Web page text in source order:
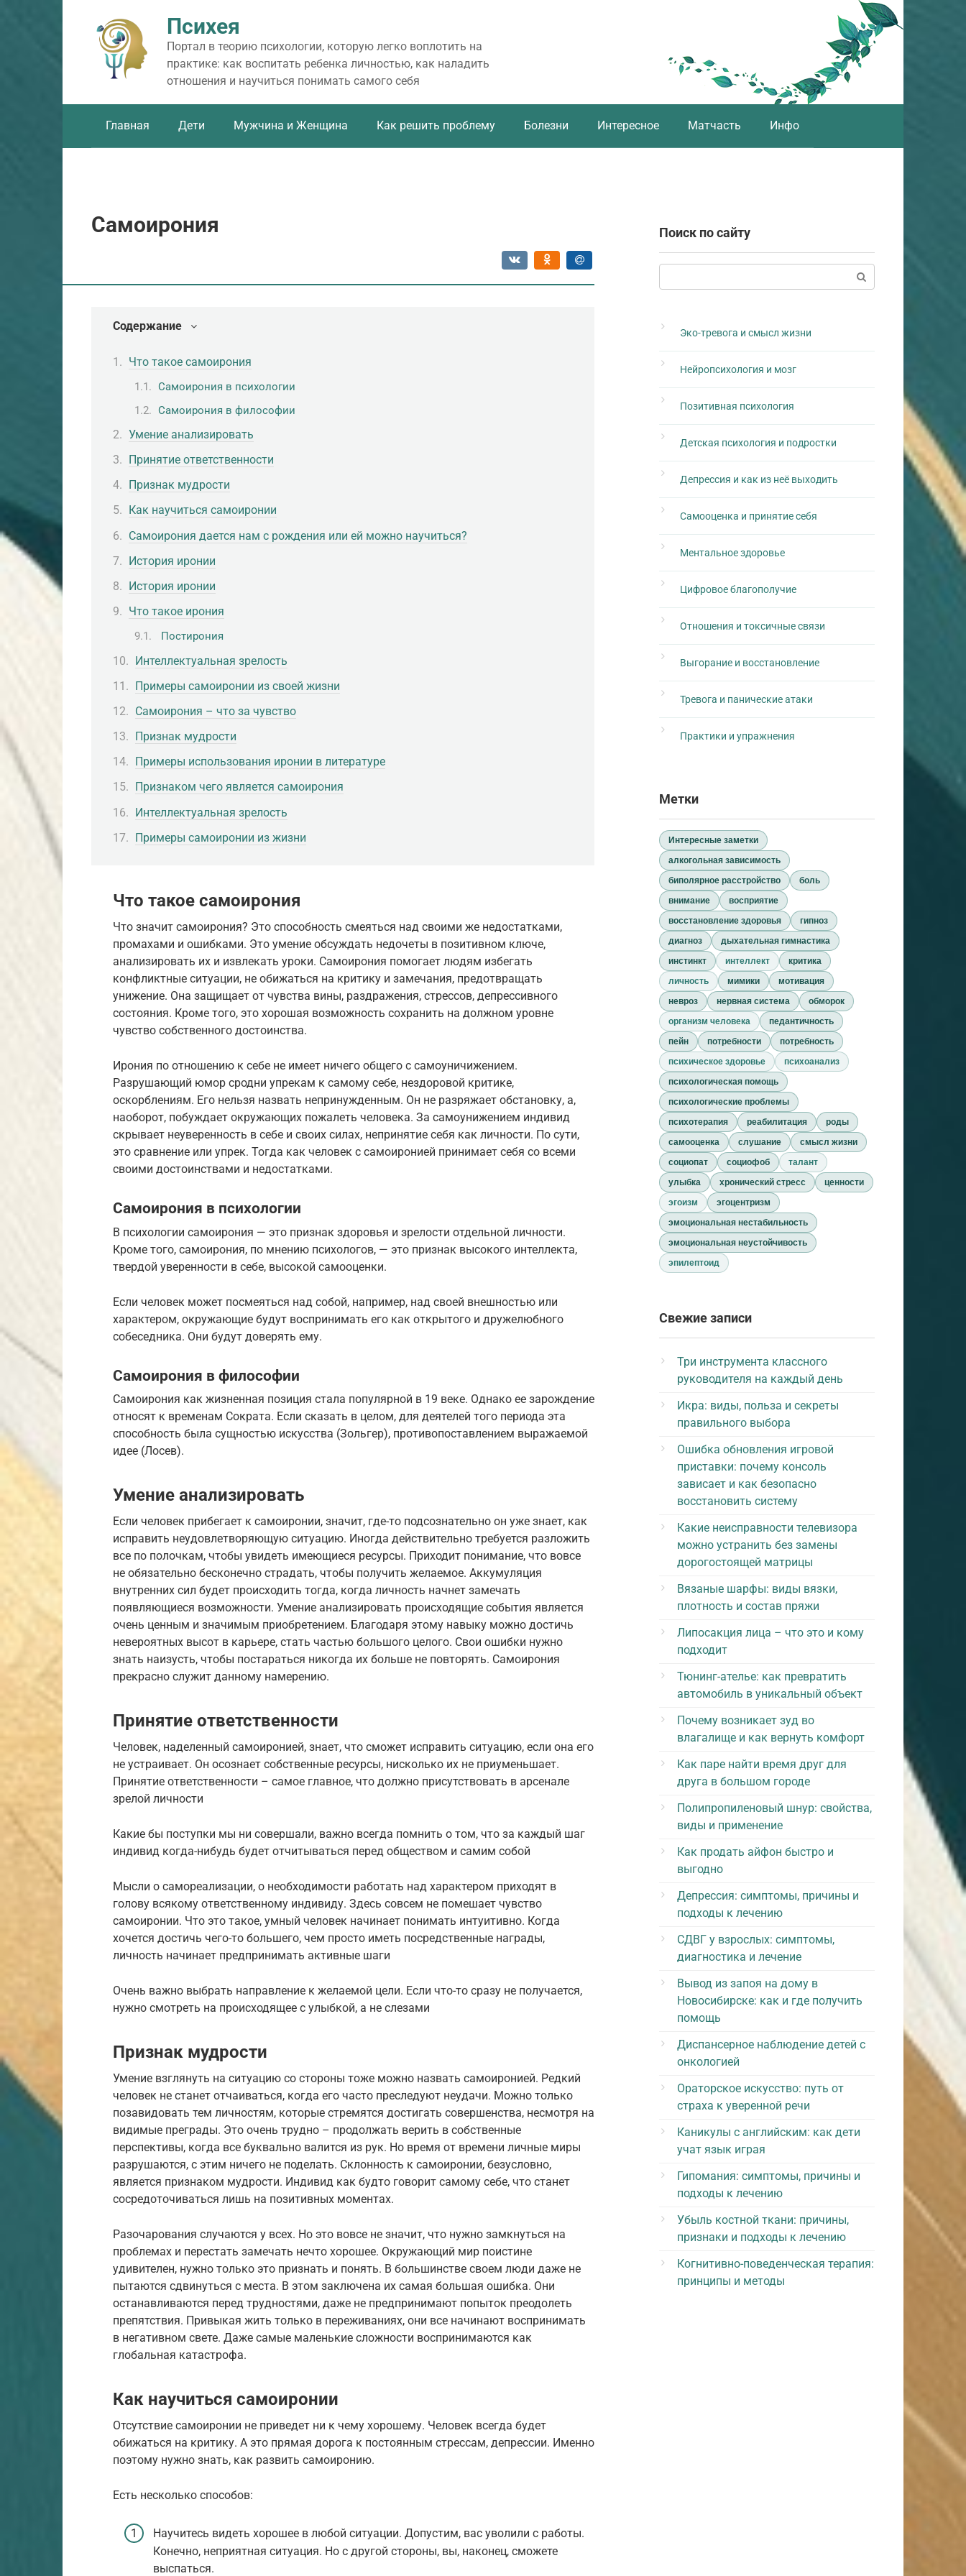
Психея
Портал в теорию психологии, которую легко воплотить на
практике: как воспитать ребенка личностью, как наладить
отношения и научиться понимать самого себя
Главная Дети Мужчина и Женщина Как решить проблему Болезни Интересное Матчасть Инфо
Самоирония
Содержание
Что такое самоирония
Самоирония в психологии
Самоирония в философии
Умение анализировать
Принятие ответственности
Признак мудрости
Как научиться самоиронии
Самоирония дается нам с рождения или ей можно научиться?
История иронии
История иронии
Что такое ирония
Постирония
Интеллектуальная зрелость
Примеры самоиронии из своей жизни
Самоирония – что за чувство
Признак мудрости
Примеры использования иронии в литературе
Признаком чего является самоирония
Интеллектуальная зрелость
Примеры самоиронии из жизни
Что такое самоирония
Что значит самоирония? Это способность смеяться над своими же недостатками,
промахами и ошибками. Это умение обсуждать недочеты в позитивном ключе,
анализировать их и извлекать уроки. Самоирония помогает людям избегать
конфликтные ситуации, не обижаться на критику и замечания, предотвращать
унижение. Она защищает от чувства вины, раздражения, стрессов, депрессивного
состояния. Кроме того, это хорошая возможность сохранить на должном уровне
чувство собственного достоинства.
Ирония по отношению к себе не имеет ничего общего с самоуничижением.
Разрушающий юмор сродни упрекам к самому себе, нездоровой критике,
оскорблениям. Его нельзя назвать непринужденным. Он не разряжает обстановку, а,
наоборот, побуждает окружающих пожалеть человека. За самоунижением индивид
скрывает неуверенность в себе и своих силах, непринятие себя как личности. По сути,
это сравнение или упрек. Тогда как человек с самоиронией принимает себя со всеми
своими достоинствами и недостатками.
Самоирония в психологии
В психологии самоирония — это признак здоровья и зрелости отдельной личности.
Кроме того, самоирония, по мнению психологов, — это признак высокого интеллекта,
твердой уверенности в себе, высокой самооценки.
Если человек может посмеяться над собой, например, над своей внешностью или
характером, окружающие будут воспринимать его как открытого и дружелюбного
собеседника. Они будут доверять ему.
Самоирония в философии
Самоирония как жизненная позиция стала популярной в 19 веке. Однако ее зарождение
относят к временам Сократа. Если сказать в целом, для деятелей того периода эта
способность была сущностью искусства (Зольгер), противопоставлением выражаемой
идее (Лосев).
Умение анализировать
Если человек прибегает к самоиронии, значит, где-то подсознательно он уже знает, как
исправить неудовлетворяющую ситуацию. Иногда действительно требуется разложить
все по полочкам, чтобы увидеть имеющиеся ресурсы. Приходит понимание, что вовсе
не обязательно бесконечно страдать, чтобы получить желаемое. Аккумуляция
внутренних сил будет происходить тогда, когда личность начнет замечать
появляющиеся возможности. Умение анализировать происходящие события является
очень ценным и значимым приобретением. Благодаря этому навыку можно достичь
невероятных высот в карьере, стать частью большого целого. Свои ошибки нужно
знать наизусть, чтобы постараться никогда их больше не повторять. Самоирония
прекрасно служит данному намерению.
Принятие ответственности
Человек, наделенный самоиронией, знает, что сможет исправить ситуацию, если она его
не устраивает. Он осознает собственные ресурсы, нисколько их не приуменьшает.
Принятие ответственности – самое главное, что должно присутствовать в арсенале
зрелой личности
Какие бы поступки мы ни совершали, важно всегда помнить о том, что за каждый шаг
индивид когда-нибудь будет отчитываться перед обществом и самим собой
Мысли о самореализации, о необходимости работать над характером приходят в
голову всякому ответственному индивиду. Здесь совсем не помешает чувство
самоиронии. Что это такое, умный человек начинает понимать интуитивно. Когда
хочется достичь чего-то большего, чем просто иметь посредственные награды,
личность начинает предпринимать активные шаги
Очень важно выбрать направление к желаемой цели. Если что-то сразу не получается,
нужно смотреть на происходящее с улыбкой, а не слезами
Признак мудрости
Умение взглянуть на ситуацию со стороны тоже можно назвать самоиронией. Редкий
человек не станет отчаиваться, когда его часто преследуют неудачи. Можно только
позавидовать тем личностям, которые стремятся достигать совершенства, несмотря на
видимые преграды. Это очень трудно – продолжать верить в собственные
перспективы, когда все буквально валится из рук. Но время от времени личные миры
разрушаются, с этим ничего не поделать. Склонность к самоиронии, безусловно,
является признаком мудрости. Индивид как будто говорит самому себе, что станет
сосредоточиваться лишь на позитивных моментах.
Разочарования случаются у всех. Но это вовсе не значит, что нужно замкнуться на
проблемах и перестать замечать нечто хорошее. Окружающий мир поистине
удивителен, нужно только это признать и понять. В большинстве своем люди даже не
пытаются сдвинуться с места. В этом заключена их самая большая ошибка. Они
останавливаются перед трудностями, даже не предпринимают попыток преодолеть
препятствия. Привыкая жить только в переживаниях, они все начинают воспринимать
в негативном свете. Даже самые маленькие сложности воспринимаются как
глобальная катастрофа.
Как научиться самоиронии
Отсутствие самоиронии не приведет ни к чему хорошему. Человек всегда будет
обижаться на критику. А это прямая дорога к постоянным стрессам, депрессии. Именно
поэтому нужно знать, как развить самоиронию.
Есть несколько способов:
Научитесь видеть хорошее в любой ситуации. Допустим, вас уволили с работы.
Конечно, неприятная ситуация. Но с другой стороны, вы, наконец, сможете
выспаться.
Поиск по сайту
Эко-тревога и смысл жизни
Нейропсихология и мозг
Позитивная психология
Детская психология и подростки
Депрессия и как из неё выходить
Самооценка и принятие себя
Ментальное здоровье
Цифровое благополучие
Отношения и токсичные связи
Выгорание и восстановление
Тревога и панические атаки
Практики и упражнения
Метки
Интересные заметки
алкогольная зависимость
биполярное расстройство
боль
внимание
восприятие
восстановление здоровья
гипноз
диагноз
дыхательная гимнастика
инстинкт
интеллект
критика
личность
мимики
мотивация
невроз
нервная система
обморок
организм человека
педантичность
пейн
потребности
потребность
психическое здоровье
психоанализ
психологическая помощь
психологические проблемы
психотерапия
реабилитация
роды
самооценка
слушание
смысл жизни
социопат
социофоб
талант
улыбка
хронический стресс
ценности
эгоизм
эгоцентризм
эмоциональная нестабильность
эмоциональная неустойчивость
эпилептоид
Свежие записи
Три инструмента классного
руководителя на каждый день
Икра: виды, польза и секреты
правильного выбора
Ошибка обновления игровой
приставки: почему консоль
зависает и как безопасно
восстановить систему
Какие неисправности телевизора
можно устранить без замены
дорогостоящей матрицы
Вязаные шарфы: виды вязки,
плотность и состав пряжи
Липосакция лица – что это и кому
подходит
Тюнинг-ателье: как превратить
автомобиль в уникальный объект
Почему возникает зуд во
влагалище и как вернуть комфорт
Как паре найти время друг для
друга в большом городе
Полипропиленовый шнур: свойства,
виды и применение
Как продать айфон быстро и
выгодно
Депрессия: симптомы, причины и
подходы к лечению
СДВГ у взрослых: симптомы,
диагностика и лечение
Вывод из запоя на дому в
Новосибирске: как и где получить
помощь
Диспансерное наблюдение детей с
онкологией
Ораторское искусство: путь от
страха к уверенной речи
Каникулы с английским: как дети
учат язык играя
Гипомания: симптомы, причины и
подходы к лечению
Убыль костной ткани: причины,
признаки и подходы к лечению
Когнитивно-поведенческая терапия:
принципы и методы